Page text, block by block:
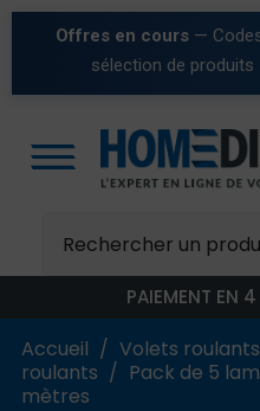
Offres en cours —
sélection de produits
PAIEMENT EN
Accueil Volets roulants
roulants
Pack de 5
mètres